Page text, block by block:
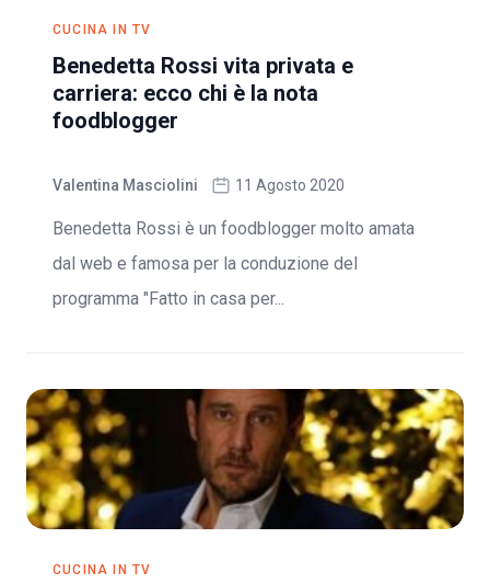
CUCINA IN TV
Benedetta Rossi vita privata e
carriera: ecco chi è la nota
foodblogger
Valentina Masciolini 11 Agosto 2020
Benedetta Rossi è un foodblogger molto amata
dal web e famosa per la conduzione del
programma "Fatto in casa per...
CUCINA IN TV